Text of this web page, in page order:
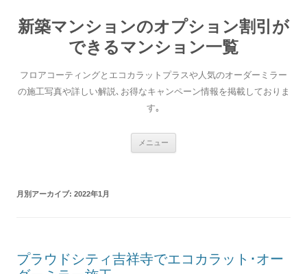
新築マンションのオプション割引が
できるマンション一覧
フロアコーティングとエコカラットプラスや人気のオーダーミラー
の施工写真や詳しい解説､お得なキャンペーン情報を掲載しておりま
す｡
メニュー
月別アーカイブ: 2022年1月
プラウドシティ吉祥寺でエコカラット･オー